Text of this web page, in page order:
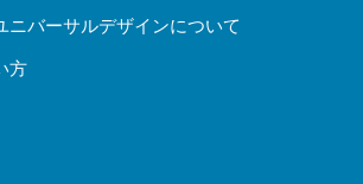
ニバーサルデザインについて
方